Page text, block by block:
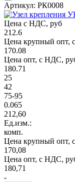
Артикул: РК0008
Цена с НДС, руб
212.6
Цена крупный опт,
170.08
Цена опт, с НДС,
180.71
25
42
75-95
0.065
212,60
Ед.изм.:
комп.
Цена крупный опт,
170,08
Цена опт, с НДС,
180,71
-